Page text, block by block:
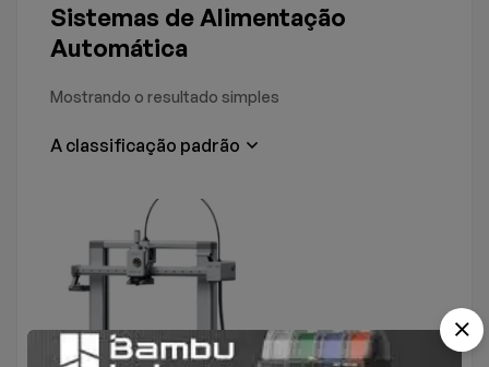
Sistemas de Alimentação
Automática
Mostrando o resultado simples
A classificação padrão